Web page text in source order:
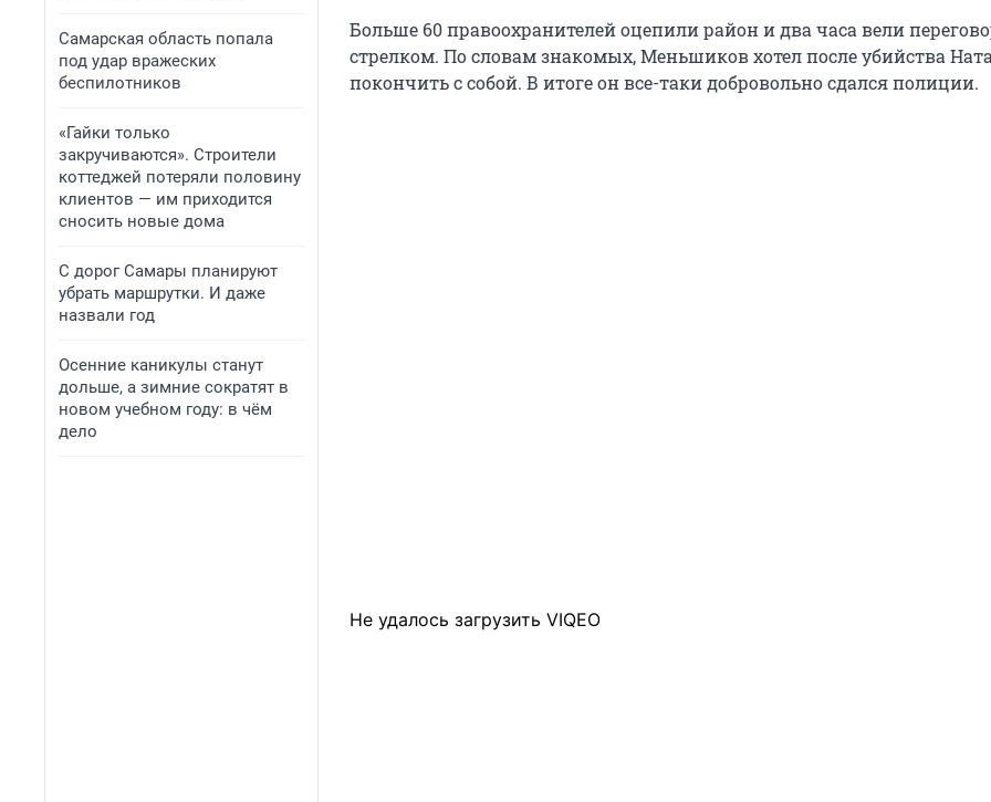
Самарская область попала
под удар вражеских
беспилотников
«Гайки только
закручиваются». Строители
коттеджей потеряли половину
клиентов — им приходится
сносить новые дома
С дорог Самары планируют
убрать маршрутки. И даже
назвали год
Осенние каникулы станут
дольше, а зимние сократят в
новом учебном году: в чём
дело
Больше 60 правоохранителей оцепили район и два часа вели
стрелком. По словам знакомых, Меньшиков хотел после убийства
покончить с собой. В итоге он все-таки добровольно сдался полиции.
Не удалось загрузить VIQEO